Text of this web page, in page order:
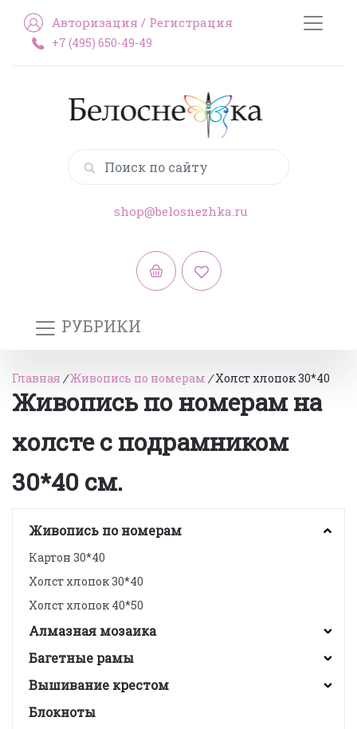
Авторизация / Регистрация
+7 (495) 650-49-49
shop@belosnezhka.ru
РУБРИКИ
Главная /Живопись по номерам /Холст хлопок 30*40
Живопись по номерам на
холсте с подрамником
30*40 см.
Живопись по номерам
Картон 30*40
Холст хлопок 30*40
Холст хлопок 40*50
Алмазная мозаика
Багетные рамы
Вышивание крестом
Блокноты